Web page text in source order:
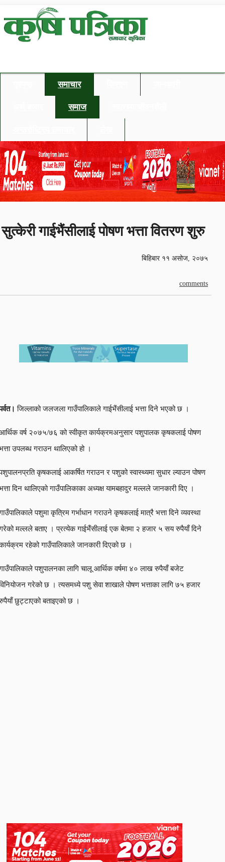
समाचार
समाज
सुत्केरी गाईभैंसीलाई पोषण भत्ता वितरण शुरु
बिहिबार ११ असोज, २०७५
comments
जिल्लाको जलजला गाउँपालिकाले गाईभैंसीलाई भत्ता दिने भएको छ ।
वर्ष २०७५/७६ को स्वीकृत कार्यक्रमअनुसार पशुपालक कृषकलाई पोषण
उपलब्ध गराउन थालिएको हो ।
कृषकलाई आकर्षित गराउन र पशुको स्वास्थ्यमा सुधार ल्याउन पोषण
दिन थालिएको गाउँपालिकाका अध्यक्ष यामबहादुर मल्लले जानकारी दिए ।
पशुमा कृत्रिम गर्भाधान गराउने कृषकलाई मात्रै भत्ता दिने व्यवस्था
मल्लले बताए । प्रत्येक गाईभैंसीलाई एक बेतमा २ हजार ५ सय रुपैयाँ दिने
रहेको गाउँपालिकाले जानकारी दिएको छ ।
पशुपालनका लागि चालू आर्थिक वर्षमा ४० लाख रुपैयाँ बजेट
गरेको छ । त्यसमध्ये पशु सेवा शाखाले पोषण भत्ताका लागि ७५ हजार
छुट्टाएको बताइएको छ ।